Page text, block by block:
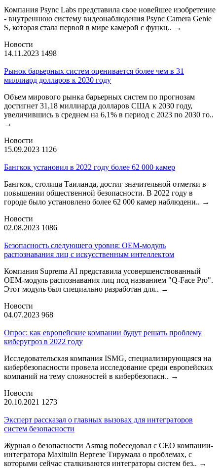
Компания Psync Labs представила свое новейшее изобретение
- внутреннюю систему видеонаблюдения Psync Camera Genie
S, которая стала первой в мире камерой с функц.. →
Новости
14.11.2023 1498
Рынок барьерных систем оценивается более чем в 31
миллиард долларов к 2030 году
Объем мирового рынка барьерных систем по прогнозам
достигнет 31,18 миллиарда долларов США к 2030 году,
увеличившись в среднем на 6,1% в период с 2023 по 2030 го..
→
Новости
15.09.2023 1126
Бангкок установил в 2022 году более 62 000 камер
Бангкок, столица Таиланда, достиг значительной отметки в
повышении общественной безопасности. В 2022 году в
городе было установлено более 62 000 камер наблюдени.. →
Новости
02.08.2023 1086
Безопасность следующего уровня: OEM-модуль
распознавания лиц с искусственным интеллектом
Компания Suprema AI представила усовершенствованный
OEM-модуль распознавания лиц под названием "Q-Face Pro".
Этот модуль был специально разработан для.. →
Новости
04.07.2023 968
Опрос: как европейские компании будут решать проблему
киберугроз в 2022 году
Исследовательская компания ISMG, специализирующаяся на
кибербезопасности провела исследование среди европейских
компаний на тему сложностей в кибербезопасн.. →
Новости
20.10.2021 1273
Эксперт рассказал о главных вызовах для интеграторов
систем безопасности
Журнал о безопасности Asmag побеседовал с CEO компании-
интегратора Maxitulin Вергезе Тирумала о проблемах, с
которыми сейчас сталкиваются интеграторы систем без.. →